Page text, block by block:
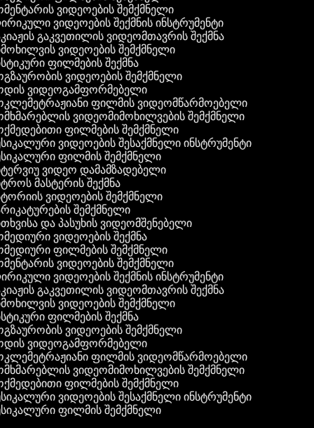
ვიდეოების შემქმნელი
ვიდეოების შექმნის ინსტრუმენტი
გაკვეთილის ვიდეომთავრის შექმნა
ვიდეოების შემქმნელი
ფილმების შექმნა
ვიდეოების შემქმნელი
ვიდეოგამფორმებელი
ფილმის ვიდეომწარმოებელი
ვიდეომიმოხილვების შემქმნელი
ფილმების შემქმნელი
ვიდეოების შესაქმნელი ინსტრუმენტი
ფილმის შემქმნელი
ვიდეო დამამზადებელი
მასტერის შექმნა
ვიდეოების შემქმნელი
შემქმნელი
და პასუხის ვიდეომშენებელი
ვიდეოების შექმნა
ფილმების შემქმნელი
ვიდეოების შემქმნელი
ვიდეოების შექმნის ინსტრუმენტი
გაკვეთილის ვიდეომთავრის შექმნა
ვიდეოების შემქმნელი
ფილმების შექმნა
ვიდეოების შემქმნელი
ვიდეოგამფორმებელი
ფილმის ვიდეომწარმოებელი
ვიდეომიმოხილვების შემქმნელი
ფილმების შემქმნელი
ვიდეოების შესაქმნელი ინსტრუმენტი
ფილმის შემქმნელი